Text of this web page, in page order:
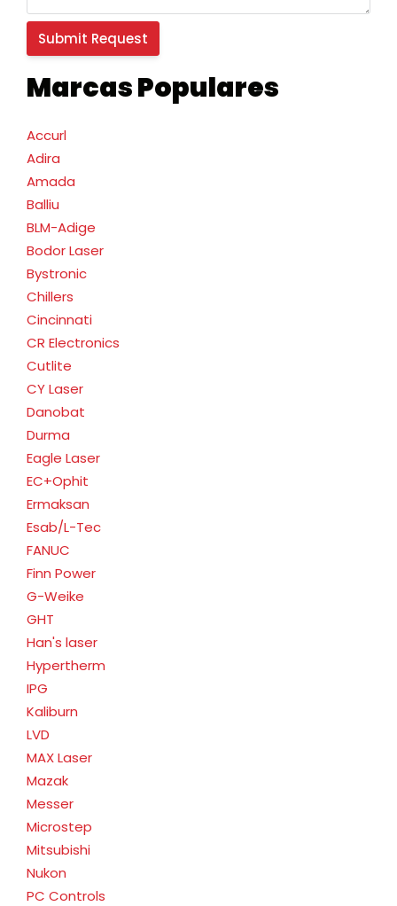
Marcas Populares
Accurl
Adira
Amada
Balliu
BLM-Adige
Bodor Laser
Bystronic
Chillers
Cincinnati
CR Electronics
Cutlite
CY Laser
Danobat
Durma
Eagle Laser
EC+Ophit
Ermaksan
Esab/L-Tec
FANUC
Finn Power
G-Weike
GHT
Han's laser
Hypertherm
IPG
Kaliburn
LVD
MAX Laser
Mazak
Messer
Microstep
Mitsubishi
Nukon
PC Controls